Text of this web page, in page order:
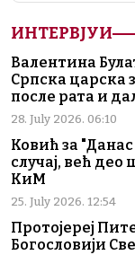
ИНТЕРВЈУИ
Валентина
Српска царска
после рата и
28. July 2026. 06:10
Ковић за
случај, већ
КиМ
25. July 2026. 12:54
Протојереј
Богословији